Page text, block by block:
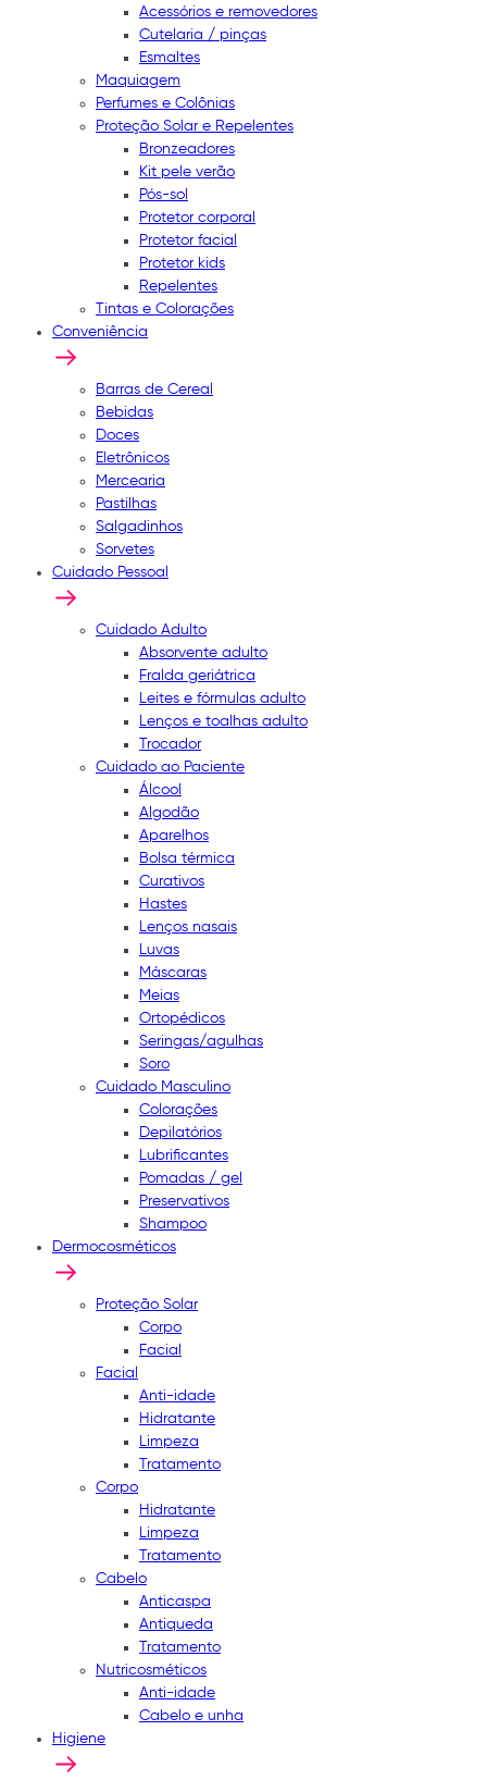
Acessórios e removedores
Cutelaria / pinças
Esmaltes
Maquiagem
Perfumes e Colônias
Proteção Solar e Repelentes
Bronzeadores
Kit pele verão
Pós-sol
Protetor corporal
Protetor facial
Protetor kids
Repelentes
Tintas e Colorações
Conveniência
Barras de Cereal
Bebidas
Doces
Eletrônicos
Mercearia
Pastilhas
Salgadinhos
Sorvetes
Cuidado Pessoal
Cuidado Adulto
Absorvente adulto
Fralda geriátrica
Leites e fórmulas adulto
Lenços e toalhas adulto
Trocador
Cuidado ao Paciente
Álcool
Algodão
Aparelhos
Bolsa térmica
Curativos
Hastes
Lenços nasais
Luvas
Máscaras
Meias
Ortopédicos
Seringas/agulhas
Soro
Cuidado Masculino
Colorações
Depilatórios
Lubrificantes
Pomadas / gel
Preservativos
Shampoo
Dermocosméticos
Proteção Solar
Corpo
Facial
Facial
Anti-idade
Hidratante
Limpeza
Tratamento
Corpo
Hidratante
Limpeza
Tratamento
Cabelo
Anticaspa
Antiqueda
Tratamento
Nutricosméticos
Anti-idade
Cabelo e unha
Higiene